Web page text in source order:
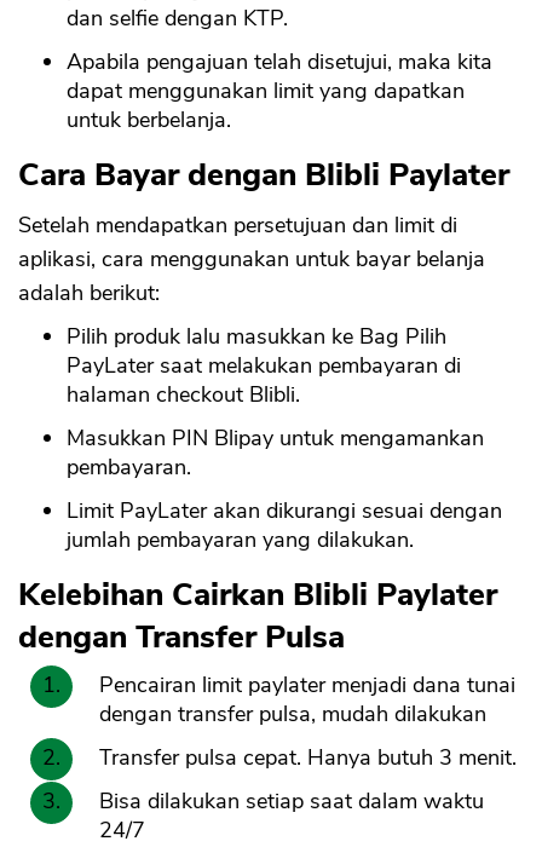
dan selfie dengan KTP.
Apabila pengajuan telah disetujui, maka kita
dapat menggunakan limit yang dapatkan
untuk berbelanja.
Cara Bayar dengan Blibli Paylater
Setelah mendapatkan persetujuan dan limit di
aplikasi, cara menggunakan untuk bayar belanja
adalah berikut:
Pilih produk lalu masukkan ke Bag Pilih
PayLater saat melakukan pembayaran di
halaman checkout Blibli.
Masukkan PIN Blipay untuk mengamankan
pembayaran.
Limit PayLater akan dikurangi sesuai dengan
jumlah pembayaran yang dilakukan.
Kelebihan Cairkan Blibli Paylater
dengan Transfer Pulsa
Pencairan limit paylater menjadi dana tunai
dengan transfer pulsa, mudah dilakukan
Transfer pulsa cepat. Hanya butuh 3 menit.
Bisa dilakukan setiap saat dalam waktu
24/7